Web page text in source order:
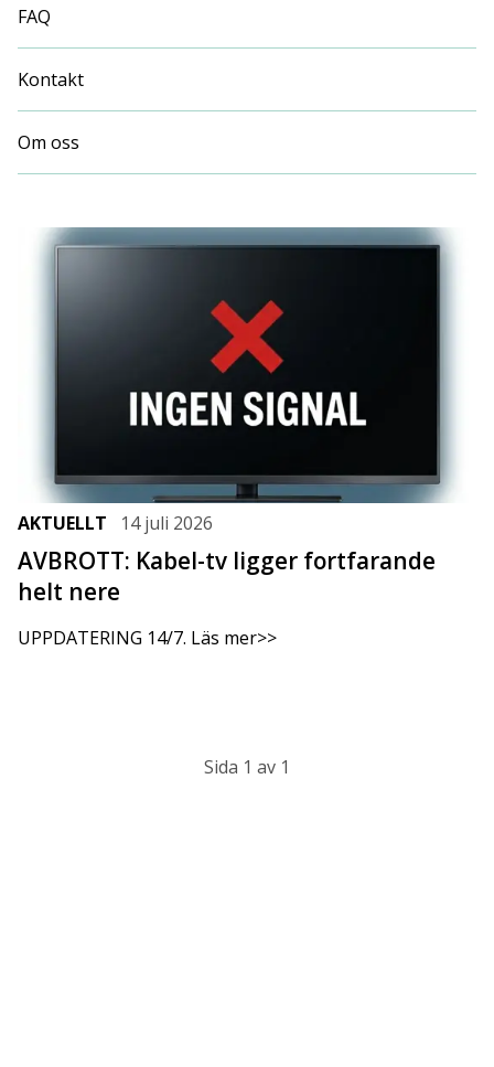
FAQ
Kontakt
Om oss
AKTUELLT 14 juli 2026
AVBROTT: Kabel-tv ligger fortfarande
helt nere
UPPDATERING 14/7. Läs mer>>
Sida 1 av 1